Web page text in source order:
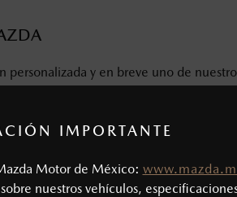
IMPORTANTE
Motor de México:
nuestros vehículos,
personalizada y en breve uno de
CITA CON NOSOTROS Y